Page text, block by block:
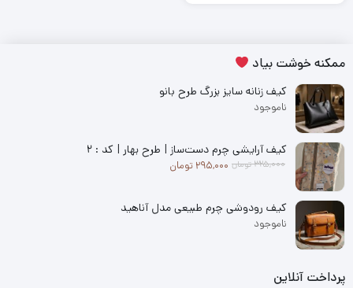
بود.
ممکنه خوشت بیاد
کیف زنانه سایز بزرگ طرح بانو
ناموجود
کیف آرایشی چرم دست‌ساز | طرح بهار | کد : ۲
325,000تومان
قیمت اصلی: 325,000 تومان بود.295,000 تومان قیمت فعلی: 295,000 تومان.
کیف رودوشی چرم طبیعی مدل آناهید
ناموجود
پرداخت آنلاین